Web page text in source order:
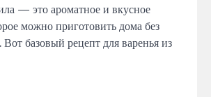
— это ароматное и вкусное
можно приготовить дома без
базовый рецепт для варенья из